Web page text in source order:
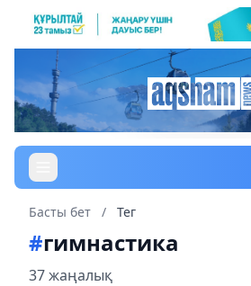
Басты бет / Тег
#гимнастика
37 жаңалық